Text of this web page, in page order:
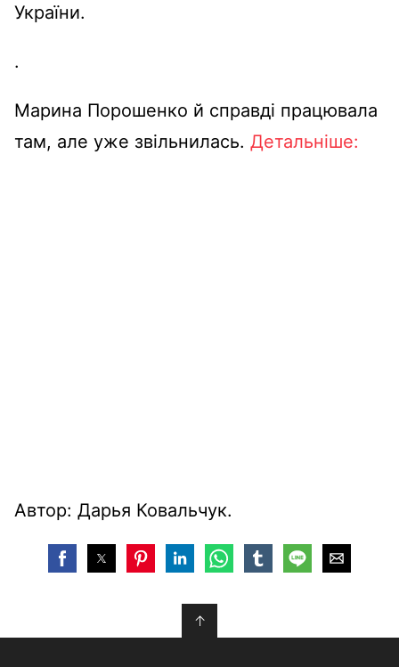
України.
.
Марина Порошенко й справді працювала
там, але уже звільнилась. Детальніше:
Автор: Дарья Ковальчук.
↑